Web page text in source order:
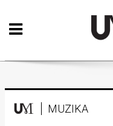
Početna
Vizualne
Teatar MUZIKA